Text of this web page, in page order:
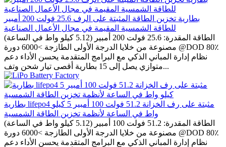
بطارية تخزين الطاقة المثبتة على الرف 25.6 فولت 200 أمبير
للطاقة الشمسية المقيمة في مجال الأعمال الصناعية
الطاقة المقدرة: 25.6 فولت 200 أمبير (5.12 كيلو واط في الساعة)
مصنوعة من خلايا الدرجة الأولى الطازجة >6000 دورة @DOD 80٪
نظام إدارة المباني الذكي مع البرامج المتقدمة يحسن الأداء دعم
متوازي يصل إلى 15 بطارية أقصى تيار شحن وتف...
بطارية lifepo4 مثبتة على رف الخزانة 51.2 فولت 100 أمبير 5 كيلو
واط في الساعة لأنظمة تخزين الطاقة الشمسية
الطاقة المقدرة: 51.2 فولت 100 أمبير (5.12 كيلو واط في الساعة)
مصنوعة من خلايا الدرجة الأولى الطازجة >6000 دورة @DOD 80٪
نظام إدارة المباني الذكي مع البرامج المتقدمة يحسن الأداء دعم